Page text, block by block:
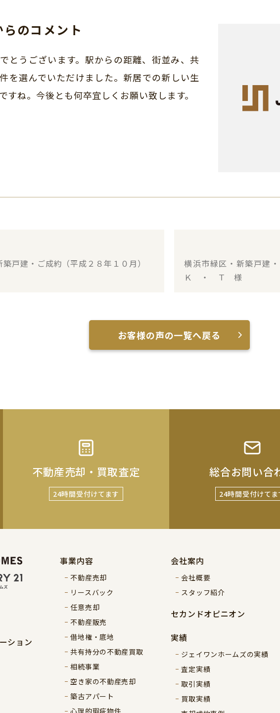
のコメント
とうございます。駅からの距離、街並み、共
を選んでいただけました。新居での新しい生
すね。今後とも何卒宜しくお願い致します。
築戸建・ご成約（平成２８年１０月）
横浜市緑区・新築戸建
Ｋ ・ Ｔ 様
お客様の声の一覧へ戻る
不動産売却・買取査定
24時間受付けてます
総合お問い合
24時間受付けてま
ション
事業内容
不動産売却
リースバック
任意売却
不動産販売
借地権・底地
共有持分の不動産買取
相続事業
空き家の不動産売却
築古アパート
心理的瑕疵物件
会社案内
会社概要
スタッフ紹介
セカンドオピニオン
実績
ジェイワンホームズの実績
査定実績
取引実績
買取実績